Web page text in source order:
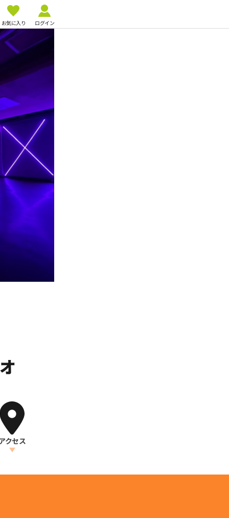
お気に入り ログイン
クセス